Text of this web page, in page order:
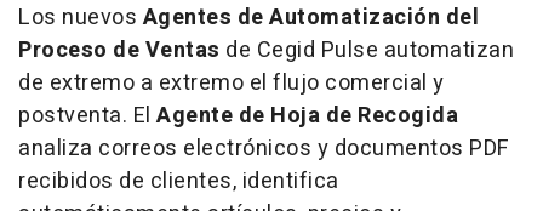
Los nuevos Agentes de Automatización del
Proceso de Ventas de Cegid Pulse automatizan
de extremo a extremo el flujo comercial y
postventa. El Agente de Hoja de Recogida
analiza correos electrónicos y documentos PDF
recibidos de clientes, identifica